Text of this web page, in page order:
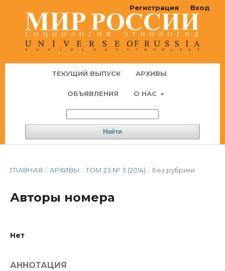
ТЕКУЩИЙ ВЫПУСК АРХИВЫ
ОБЪЯВЛЕНИЯ О НАС
Найти
Регистрация Вход
ГЛАВНАЯ / АРХИВЫ / ТОМ 23 № 3 (2014) / Без рубрики
Авторы номера
Нет
АННОТАЦИЯ